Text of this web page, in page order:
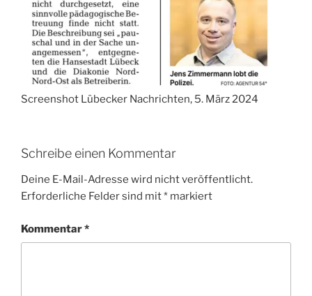
Screenshot Lübecker Nachrichten, 5. März 2024
Schreibe einen Kommentar
Deine E-Mail-Adresse wird nicht veröffentlicht.
Erforderliche Felder sind mit* markiert
Kommentar*